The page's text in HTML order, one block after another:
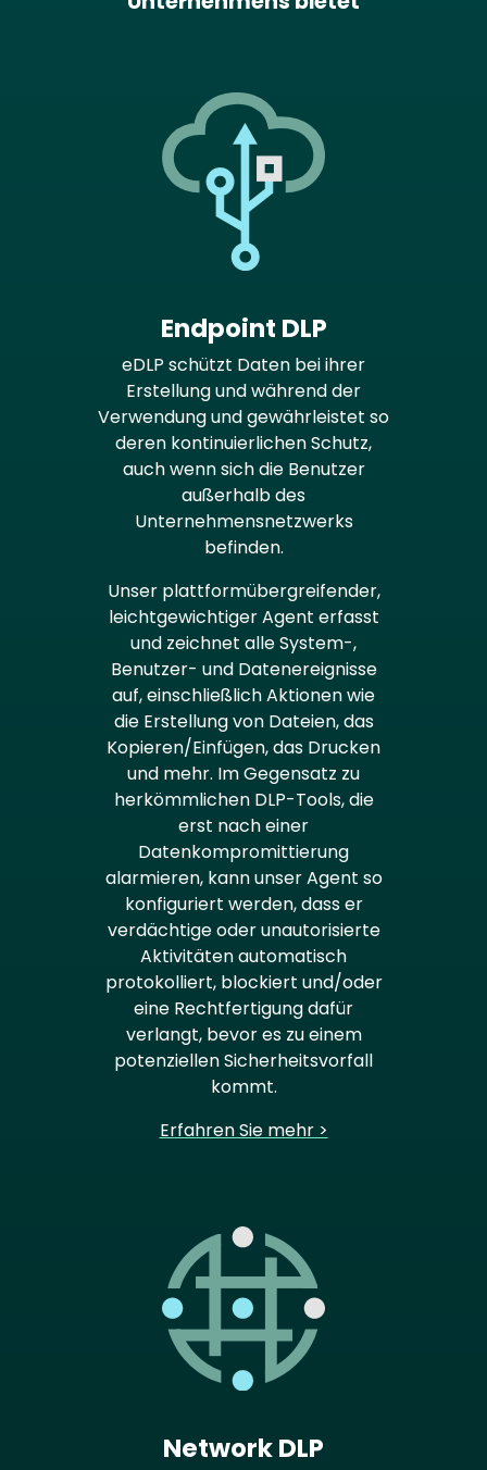
Endpoint DLP
eDLP schützt Daten bei ihrer
Erstellung und während der
Verwendung und gewährleistet so
deren kontinuierlichen Schutz,
auch wenn sich die Benutzer
außerhalb des
Unternehmensnetzwerks
befinden.
Unser plattformübergreifender,
leichtgewichtiger Agent erfasst
und zeichnet alle System-,
Benutzer- und Datenereignisse
auf, einschließlich Aktionen wie
die Erstellung von Dateien, das
Kopieren/Einfügen, das Drucken
und mehr. Im Gegensatz zu
herkömmlichen DLP-Tools, die
erst nach einer
Datenkompromittierung
alarmieren, kann unser Agent so
konfiguriert werden, dass er
verdächtige oder unautorisierte
Aktivitäten automatisch
protokolliert, blockiert und/oder
eine Rechtfertigung dafür
verlangt, bevor es zu einem
potenziellen Sicherheitsvorfall
kommt.
Erfahren Sie mehr >
Network DLP